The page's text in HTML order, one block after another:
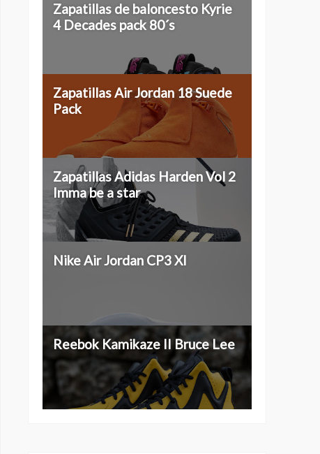
Zapatillas de baloncesto Kyrie
4 Decades pack 80´s
Zapatillas Air Jordan 18 Suede
Pack
Zapatillas Adidas Harden Vol 2
Imma be a star
Nike Air Jordan CP3 XI
Reebok Kamikaze II Bruce Lee